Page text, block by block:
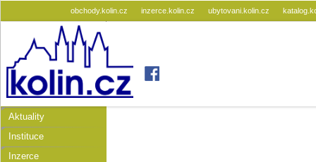
obchody.kolin.cz inzerce.kolin.cz ubytovani.kolin.cz
Aktuality
Instituce
Inzerce